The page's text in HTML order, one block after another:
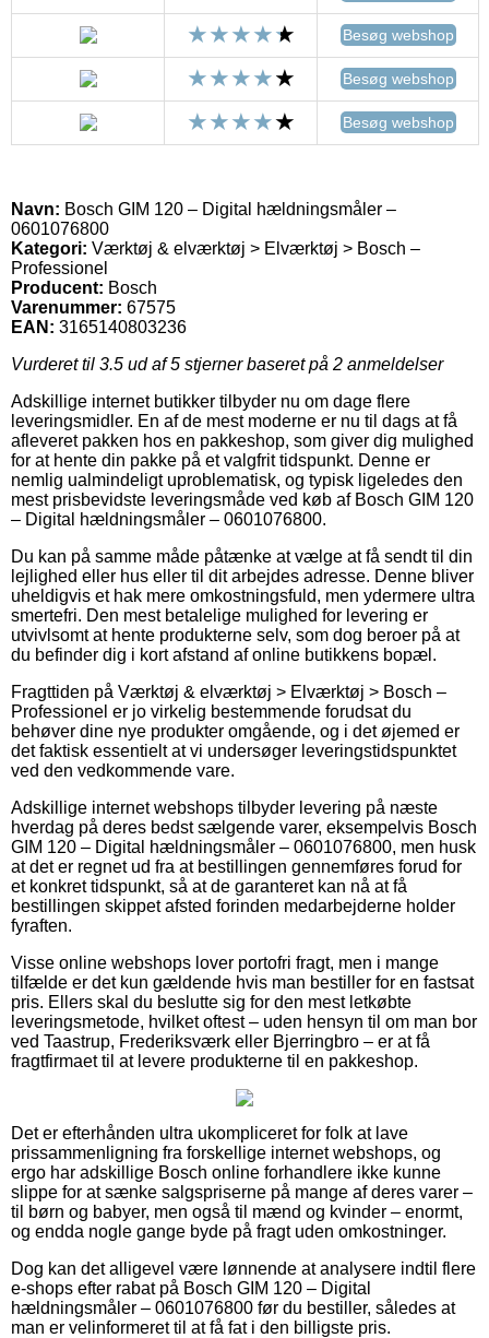
Besøg webshop
Besøg webshop
Besøg webshop
Navn: Bosch GIM 120 – Digital hældningsmåler –
0601076800
Kategori: Værktøj & elværktøj > Elværktøj > Bosch –
Professionel
Producent: Bosch
Varenummer: 67575
EAN: 3165140803236
Vurderet til 3.5 ud af 5 stjerner baseret på 2 anmeldelser
Adskillige internet butikker tilbyder nu om dage flere
leveringsmidler. En af de mest moderne er nu til dags at få
afleveret pakken hos en pakkeshop, som giver dig mulighed
for at hente din pakke på et valgfrit tidspunkt. Denne er
nemlig ualmindeligt uproblematisk, og typisk ligeledes den
mest prisbevidste leveringsmåde ved køb af Bosch GIM 120
– Digital hældningsmåler – 0601076800.
Du kan på samme måde påtænke at vælge at få sendt til din
lejlighed eller hus eller til dit arbejdes adresse. Denne bliver
uheldigvis et hak mere omkostningsfuld, men ydermere ultra
smertefri. Den mest betalelige mulighed for levering er
utvivlsomt at hente produkterne selv, som dog beroer på at
du befinder dig i kort afstand af online butikkens bopæl.
Fragttiden på Værktøj & elværktøj > Elværktøj > Bosch –
Professionel er jo virkelig bestemmende forudsat du
behøver dine nye produkter omgående, og i det øjemed er
det faktisk essentielt at vi undersøger leveringstidspunktet
ved den vedkommende vare.
Adskillige internet webshops tilbyder levering på næste
hverdag på deres bedst sælgende varer, eksempelvis Bosch
GIM 120 – Digital hældningsmåler – 0601076800, men husk
at det er regnet ud fra at bestillingen gennemføres forud for
et konkret tidspunkt, så at de garanteret kan nå at få
bestillingen skippet afsted forinden medarbejderne holder
fyraften.
Visse online webshops lover portofri fragt, men i mange
tilfælde er det kun gældende hvis man bestiller for en fastsat
pris. Ellers skal du beslutte sig for den mest letkøbte
leveringsmetode, hvilket oftest – uden hensyn til om man bor
ved Taastrup, Frederiksværk eller Bjerringbro – er at få
fragtfirmaet til at levere produkterne til en pakkeshop.
Det er efterhånden ultra ukompliceret for folk at lave
prissammenligning fra forskellige internet webshops, og
ergo har adskillige Bosch online forhandlere ikke kunne
slippe for at sænke salgspriserne på mange af deres varer –
til børn og babyer, men også til mænd og kvinder – enormt,
og endda nogle gange byde på fragt uden omkostninger.
Dog kan det alligevel være lønnende at analysere indtil flere
e-shops efter rabat på Bosch GIM 120 – Digital
hældningsmåler – 0601076800 før du bestiller, således at
man er velinformeret til at få fat i den billigste pris.